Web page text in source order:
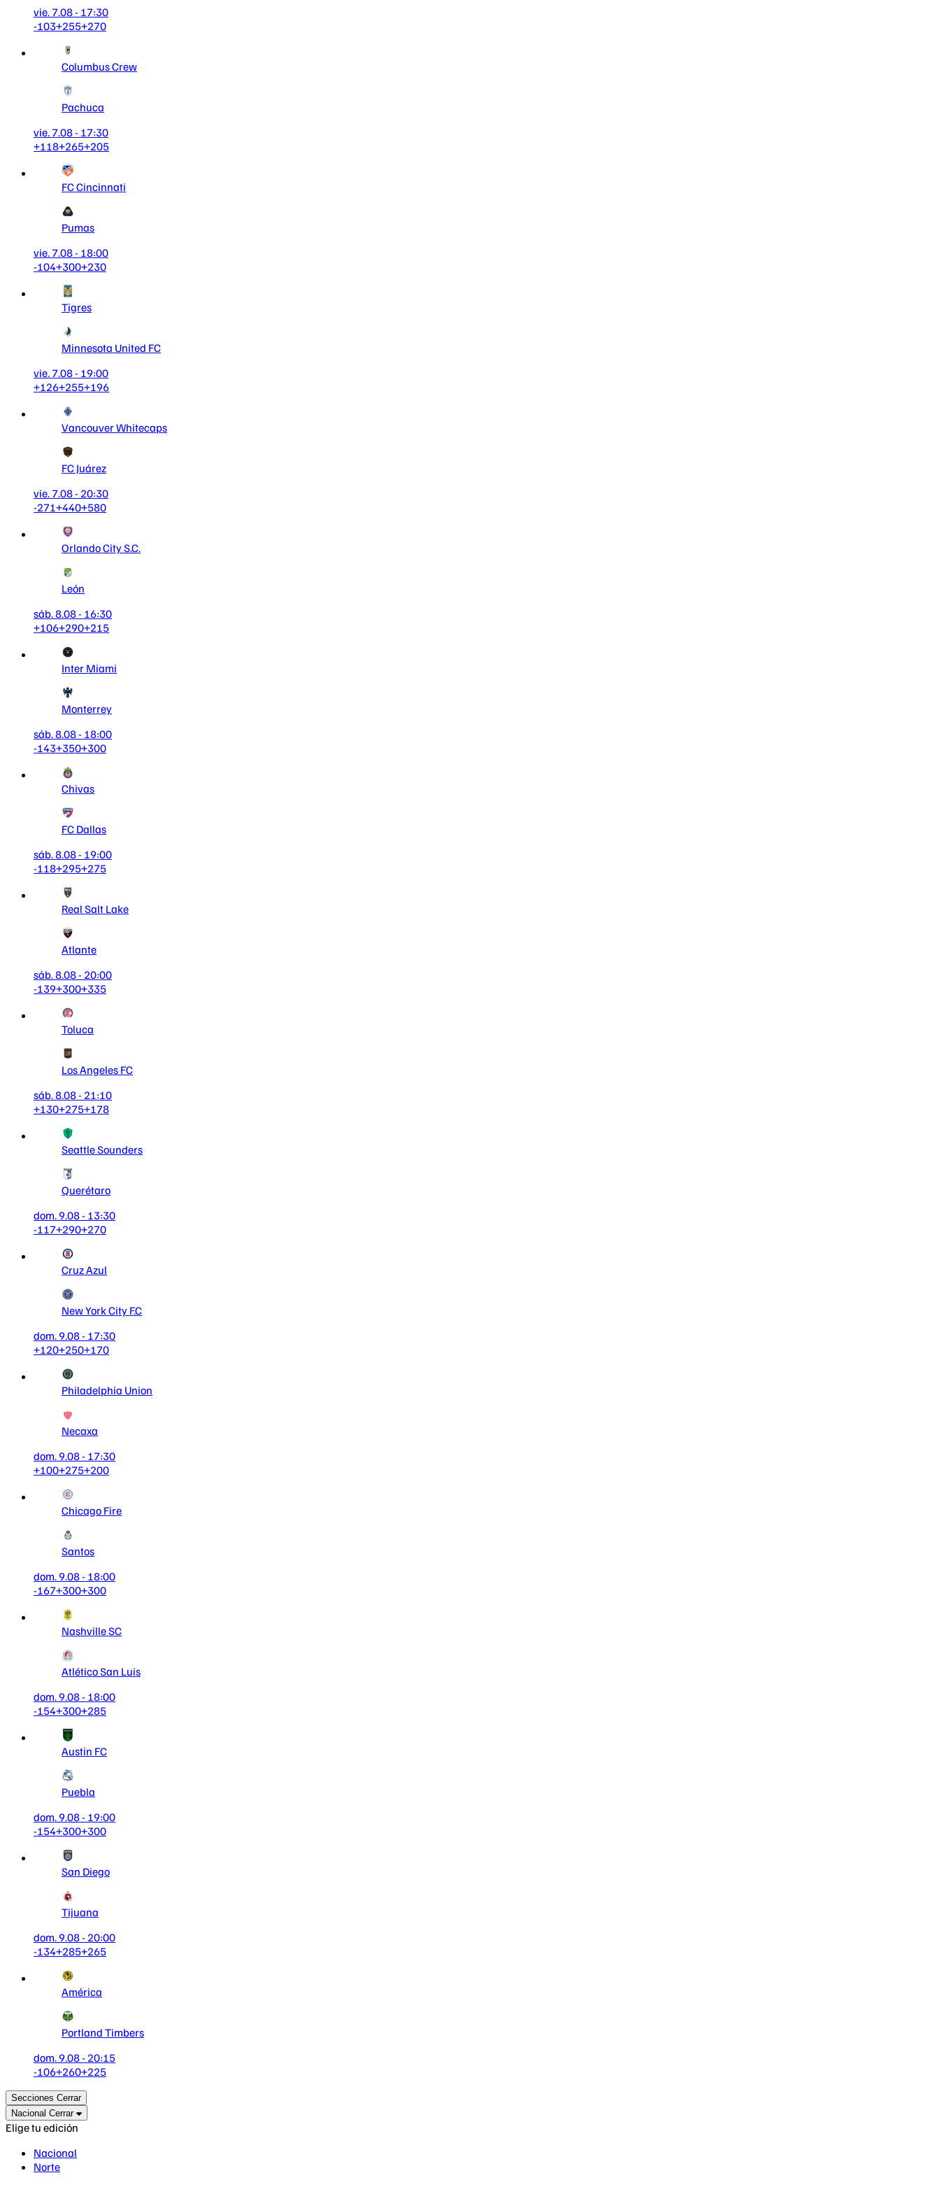
vie. 7.08 - 17:30
-103+255+270
Columbus Crew
Pachuca
vie. 7.08 - 17:30
+118+265+205
FC Cincinnati
Pumas
vie. 7.08 - 18:00
-104+300+230
Tigres
Minnesota United FC
vie. 7.08 - 19:00
+126+255+196
Vancouver Whitecaps
FC Juárez
vie. 7.08 - 20:30
-271+440+580
Orlando City S.C.
León
sáb. 8.08 - 16:30
+106+290+215
Inter Miami
Monterrey
sáb. 8.08 - 18:00
-143+350+300
Chivas
FC Dallas
sáb. 8.08 - 19:00
-118+295+275
Real Salt Lake
Atlante
sáb. 8.08 - 20:00
-139+300+335
Toluca
Los Angeles FC
sáb. 8.08 - 21:10
+130+275+178
Seattle Sounders
Querétaro
dom. 9.08 - 13:30
-117+290+270
Cruz Azul
New York City F.C
dom. 9.08 - 17:30
+120+250+170
Philadelphia Union
Necaxa
dom. 9.08 - 17:30
+100+275+200
Chicago Fire
Santos
dom. 9.08 - 18:00
-167+300+300
Nashville SC
Atlético San Luis
dom. 9.08 - 18:00
-154+300+285
Austin FC
Puebla
dom. 9.08 - 19:00
-154+300+300
San Diego
Tijuana
dom. 9.08 - 20:00
-134+285+265
América
Portland Timbers
dom. 9.08 - 20:15
-106+260+225
Secciones Cerrar
Nacional Cerrar
Elige tu edición
Nacional
Norte